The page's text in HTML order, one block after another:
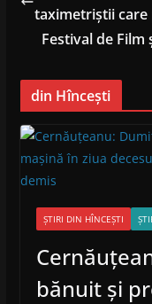
taximetriștii care
Festival de Film
din Hîncești
ȘTIRI DIN HÎNCEȘTI
bănuit și